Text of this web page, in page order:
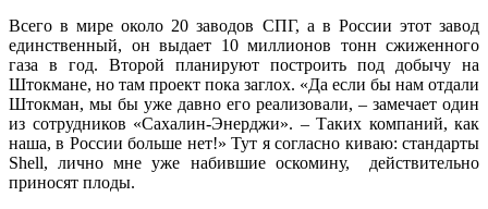
Всего в мире около 20 заводов СПГ, а в России этот завод
единственный, он выдает 10 миллионов тонн сжиженного
газа в год. Второй планируют построить под добычу на
Штокмане, но там проект пока заглох. «Да если бы нам отдали
Штокман, мы бы уже давно его реализовали, – замечает один
из сотрудников «Сахалин-Энерджи». – Таких компаний, как
наша, в России больше нет!» Тут я согласно киваю: стандарты
Shell, лично мне уже набившие оскомину, действительно
приносят плоды.